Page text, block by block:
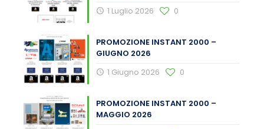
1 Luglio 2026
0
PROMOZIONE INSTANT 2000 –
GIUGNO 2026
1 Giugno 2026
0
PROMOZIONE INSTANT 2000 –
MAGGIO 2026